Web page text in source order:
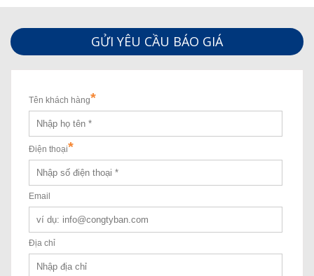
GỬI YÊU CẦU BÁO GIÁ